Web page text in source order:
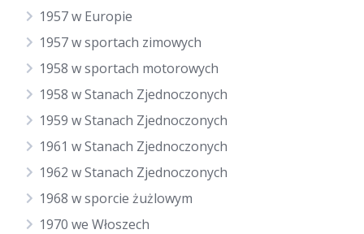
1957 w Europie
1957 w sportach zimowych
1958 w sportach motorowych
1958 w Stanach Zjednoczonych
1959 w Stanach Zjednoczonych
1961 w Stanach Zjednoczonych
1962 w Stanach Zjednoczonych
1968 w sporcie żużlowym
1970 we Włoszech